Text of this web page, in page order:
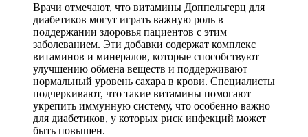
Врачи отмечают, что витамины Доппельгерц для
диабетиков могут играть важную роль в
поддержании здоровья пациентов с этим
заболеванием. Эти добавки содержат комплекс
витаминов и минералов, которые способствуют
улучшению обмена веществ и поддерживают
нормальный уровень сахара в крови. Специалисты
подчеркивают, что такие витамины помогают
укрепить иммунную систему, что особенно важно
для диабетиков, у которых риск инфекций может
быть повышен.